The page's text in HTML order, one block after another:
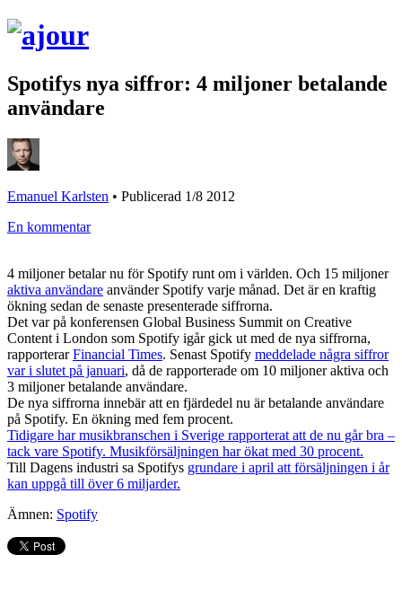
Spotifys nya siffror: 4 miljoner betalande
användare
Emanuel Karlsten • Publicerad 1/8 2012
En kommentar
4 miljoner betalar nu för Spotify runt om i världen. Och 15 miljoner
aktiva användare använder Spotify varje månad. Det är en kraftig
ökning sedan de senaste presenterade siffrorna.
Det var på konferensen Global Business Summit on Creative
Content i London som Spotify igår gick ut med de nya siffrorna,
rapporterarFinancial Times. Senast Spotify meddelade några siffror
var i slutet på januari, då de rapporterade om 10 miljoner aktiva och
3 miljoner betalande användare.
De nya siffrorna innebär att en fjärdedel nu är betalande användare
på Spotify. En ökning med fem procent.
Tidigare har musikbranschen i Sverige rapporterat att de nu går bra –
tack vare Spotify. Musikförsäljningen har ökat med 30 procent.
Till Dagens industri sa Spotifys grundare i april att försäljningen i år
kan uppgå till över 6 miljarder.
Ämnen: Spotify